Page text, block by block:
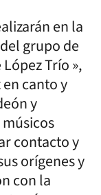
en la
grupo de
Trío »,
canto y
y
contacto y
orígenes y
con la